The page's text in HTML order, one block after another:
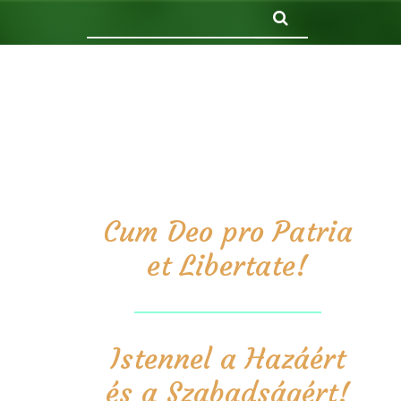
Cum Deo pro Patria
et Libertate!
Istennel a Hazáért
és a Szabadságért!